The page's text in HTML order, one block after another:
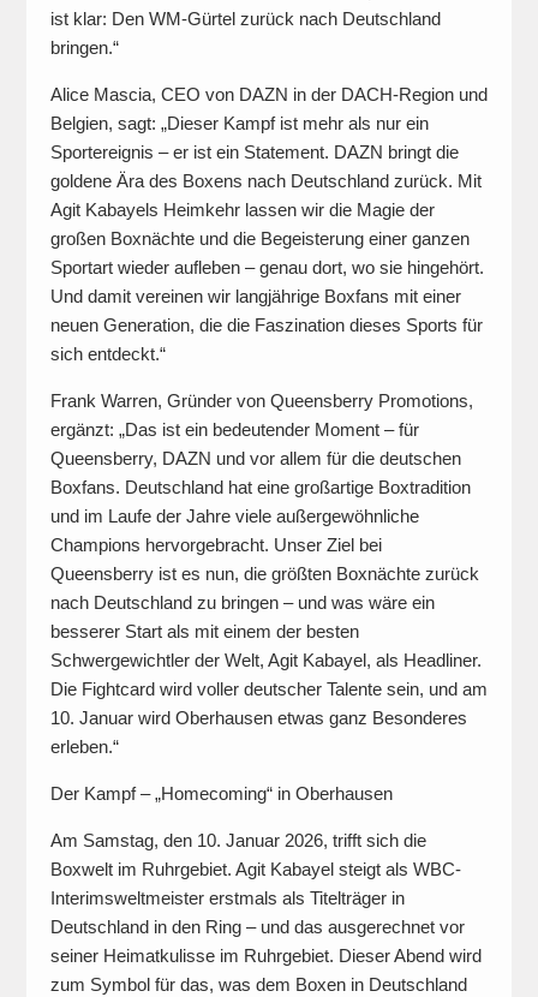
ist klar: Den WM-Gürtel zurück nach Deutschland
bringen.“
Alice Mascia, CEO von DAZN in der DACH-Region und
Belgien, sagt: „Dieser Kampf ist mehr als nur ein
Sportereignis – er ist ein Statement. DAZN bringt die
goldene Ära des Boxens nach Deutschland zurück. Mit
Agit Kabayels Heimkehr lassen wir die Magie der
großen Boxnächte und die Begeisterung einer ganzen
Sportart wieder aufleben – genau dort, wo sie hingehört.
Und damit vereinen wir langjährige Boxfans mit einer
neuen Generation, die die Faszination dieses Sports für
sich entdeckt.“
Frank Warren, Gründer von Queensberry Promotions,
ergänzt: „Das ist ein bedeutender Moment – für
Queensberry, DAZN und vor allem für die deutschen
Boxfans. Deutschland hat eine großartige Boxtradition
und im Laufe der Jahre viele außergewöhnliche
Champions hervorgebracht. Unser Ziel bei
Queensberry ist es nun, die größten Boxnächte zurück
nach Deutschland zu bringen – und was wäre ein
besserer Start als mit einem der besten
Schwergewichtler der Welt, Agit Kabayel, als Headliner.
Die Fightcard wird voller deutscher Talente sein, und am
10. Januar wird Oberhausen etwas ganz Besonderes
erleben.“
Der Kampf – „Homecoming“ in Oberhausen
Am Samstag, den 10. Januar 2026, trifft sich die
Boxwelt im Ruhrgebiet. Agit Kabayel steigt als WBC-
Interimsweltmeister erstmals als Titelträger in
Deutschland in den Ring – und das ausgerechnet vor
seiner Heimatkulisse im Ruhrgebiet. Dieser Abend wird
zum Symbol für das, was dem Boxen in Deutschland